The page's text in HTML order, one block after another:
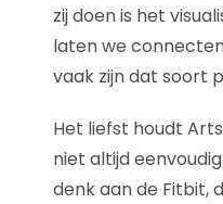
zij doen is het
laten we
vaak zijn dat soort
Het liefst houdt
niet altijd
denk aan de Fitbit,